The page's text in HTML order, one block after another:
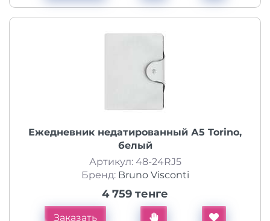
Ежедневник недатированный А5 Torino,
белый
Артикул: 48-24RJ5
Бренд: Bruno Visconti
4 759 тенге
Заказать